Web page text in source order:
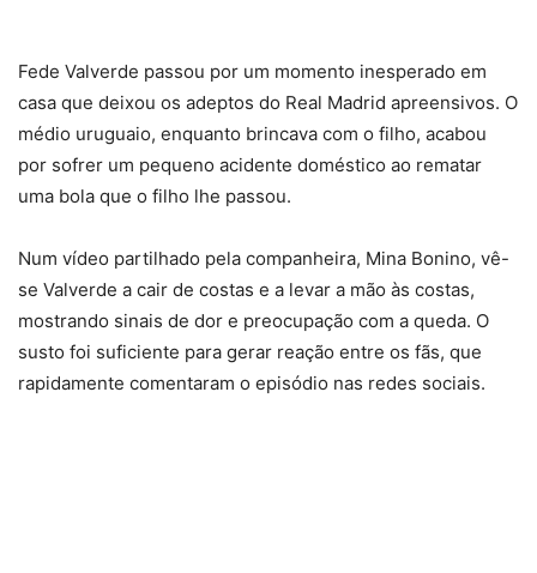
Fede Valverde passou por um momento inesperado em
casa que deixou os adeptos do Real Madrid apreensivos. O
médio uruguaio, enquanto brincava com o filho, acabou
por sofrer um pequeno acidente doméstico ao rematar
uma bola que o filho lhe passou.
Num vídeo partilhado pela companheira, Mina Bonino, vê-
se Valverde a cair de costas e a levar a mão às costas,
mostrando sinais de dor e preocupação com a queda. O
susto foi suficiente para gerar reação entre os fãs, que
rapidamente comentaram o episódio nas redes sociais.